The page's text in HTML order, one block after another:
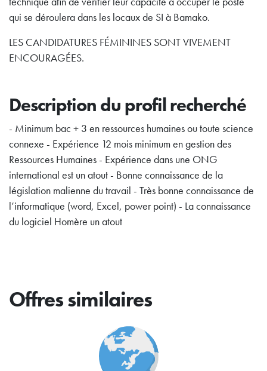
qui se déroulera dans les locaux de SI à Bamako.
LES CANDIDATURES FÉMININES SONT VIVEMENT
ENCOURAGÉES.
Description du profil recherché
- Minimum bac + 3 en ressources humaines ou toute science
connexe - Expérience 12 mois minimum en gestion des
Ressources Humaines - Expérience dans une ONG
international est un atout - Bonne connaissance de la
législation malienne du travail - Très bonne connaissance de
l’informatique (word, Excel, power point) - La connaissance
du logiciel Homère un atout
Offres similaires